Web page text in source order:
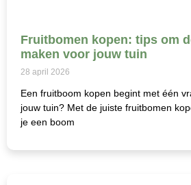
Fruitbomen kopen: tips om
maken voor jouw tuin
28 april 2026
Een fruitboom kopen begint met één
jouw tuin? Met de juiste fruitbomen
je een boom